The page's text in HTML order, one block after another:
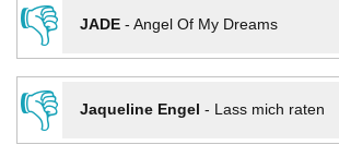
👎
JADE- Angel Of My Dreams
👎
Jaqueline Engel - Lass mich raten